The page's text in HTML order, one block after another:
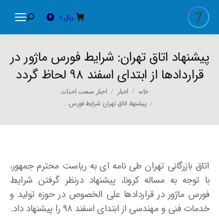
ریال 0
Search:
پیشنهاد اتاق تهران: شرایط فورس ماژور در
قراردادها از ابتدای اسفند ۹۸ لحاظ گردد
خانه اخبار اخبار صنعت احداث
پیشنهاد اتاق تهران: شرایط فورس…
اتاق بازرگانی تهران طی نامه ای به ریاست محترم جمهور،
با توجه به مساله کرونا، پیشنهاد درنظر گرفتن شرایط
فورس ماژور در قراردادها علی الخصوص در حوزه تولید و
خدمات فنی و مهندسی از ابتدای اسفند ۹۸ را پیشنهاد داد.